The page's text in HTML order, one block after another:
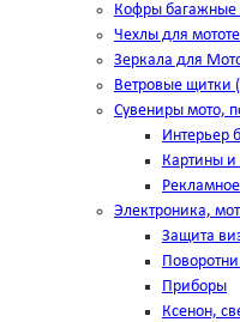
Кофры багажные
Чехлы для
Зеркала для
Ветровые щитки
Сувениры мото,
Интерьер
Картины и
Электроника,
Защита
Приборы
Ксенон,